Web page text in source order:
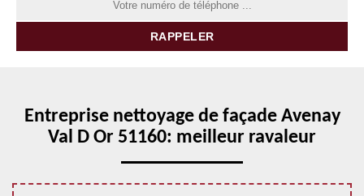
Entreprise nettoyage de façade Avenay
Val D Or 51160: meilleur ravaleur